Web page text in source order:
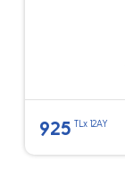
925 TLx 12AY